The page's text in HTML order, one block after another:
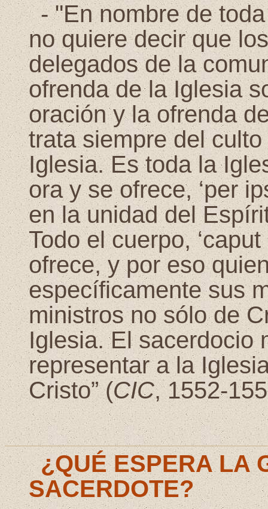
- "En nombre de
no quiere decir que
delegados de la
ofrenda de la Iglesia
oración y la ofrenda
trata siempre del
Iglesia. Es toda la
ora y se ofrece, ‘per
en la unidad del
Todo el cuerpo,
ofrece, y por eso
específicamente sus
ministros no sólo de
Iglesia. El sacerdocio
representar a la
Cristo” (CIC, 1552-
¿QUÉ ESPERA LA
SACERDOTE?